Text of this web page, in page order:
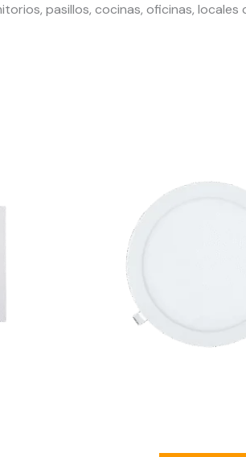
pasillos, cocinas, oficinas,